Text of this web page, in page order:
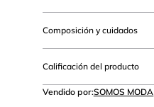
Composición y cuidados
Calificación del producto
Vendido por:SOMOS MODA